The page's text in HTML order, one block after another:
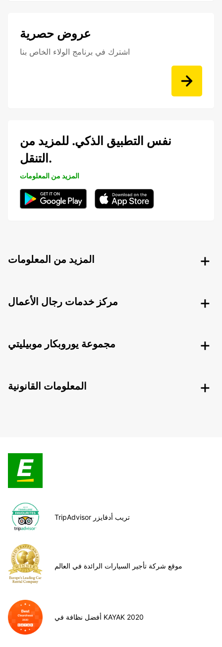
عروض حصرية
اشترك في برنامج الولاء الخاص بنا
نفس التطبيق الذكي. للمزيد من
التنقل.
المزيد من المعلومات
المزيد من المعلومات
مركز خدمات رجال الأعمال
مجموعة يوروبكار موبيليتي
المعلومات القانونية
TripAdvisor تريب أدفايزر
موقع شركة تأجير السيارات الرائدة في العالم
أفضل نظافة في KAYAK 2020